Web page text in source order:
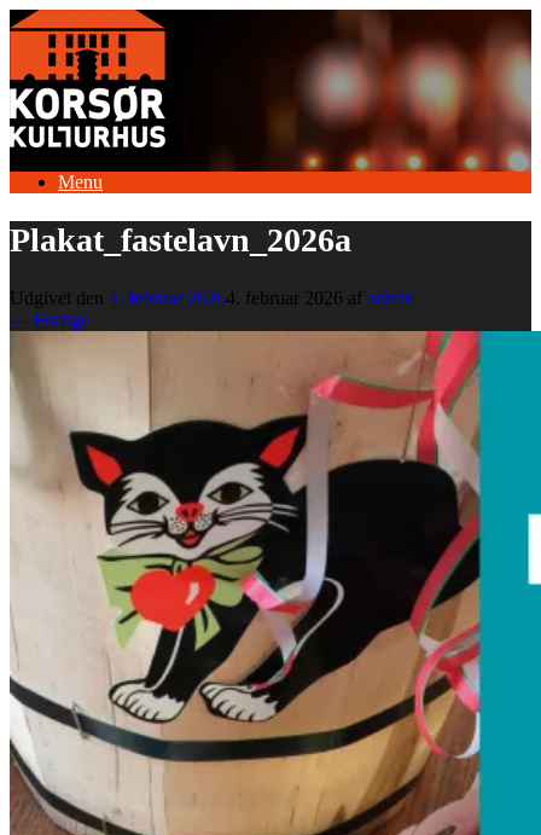
Gå
indhold
Menu
Plakat_fastelavn_2026a
Udgivet den 4. februar 20264. februar 2026 af admin
← Forrige